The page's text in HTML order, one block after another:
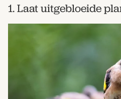
1. Laat uitgebloeide